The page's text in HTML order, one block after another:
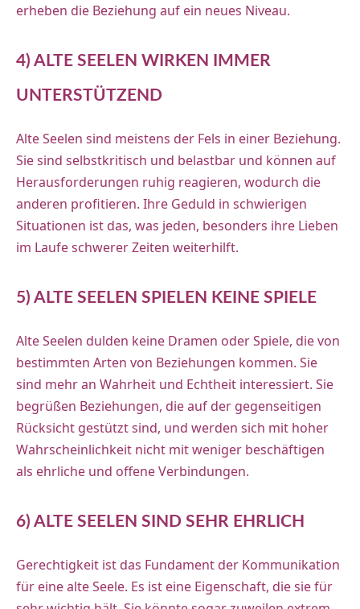
erheben die Beziehung auf ein neues Niveau.
4) ALTE SEELEN WIRKEN IMMER
UNTERSTÜTZEND
Alte Seelen sind meistens der Fels in einer Beziehung.
Sie sind selbstkritisch und belastbar und können auf
Herausforderungen ruhig reagieren, wodurch die
anderen profitieren. Ihre Geduld in schwierigen
Situationen ist das, was jeden, besonders ihre Lieben
im Laufe schwerer Zeiten weiterhilft.
5) ALTE SEELEN SPIELEN KEINE SPIELE
Alte Seelen dulden keine Dramen oder Spiele, die von
bestimmten Arten von Beziehungen kommen. Sie
sind mehr an Wahrheit und Echtheit interessiert. Sie
begrüßen Beziehungen, die auf der gegenseitigen
Rücksicht gestützt sind, und werden sich mit hoher
Wahrscheinlichkeit nicht mit weniger beschäftigen
als ehrliche und offene Verbindungen.
6) ALTE SEELEN SIND SEHR EHRLICH
Gerechtigkeit ist das Fundament der Kommunikation
für eine alte Seele. Es ist eine Eigenschaft, die sie für